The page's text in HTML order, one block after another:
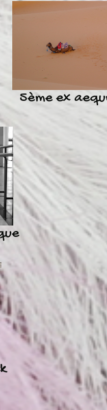
5ème ex